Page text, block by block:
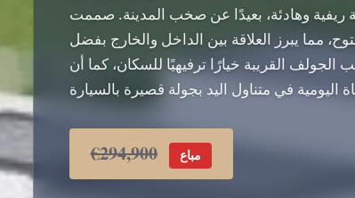
ريفية وهادئة، بعيدًا عن صخب المدينة. صممت
مما يبرز العلاقة بين الداخل والخارج بفضل
الجولف القريبة خيارًا ترفيهيًا للسكان، كما أن
€294,900 مباع